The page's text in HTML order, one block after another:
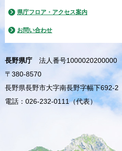
県庁フロア・アクセス案内
お問い合わせ
長野県庁
法人番号1000020200000
〒380-8570
長野県長野市大字南長野字幅下692-2
電話：026-232-0111（代表）